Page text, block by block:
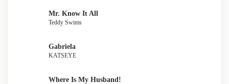
Mr. Know It All
Teddy Swims
Gabriela
KATSEYE
Where Is My Husband!